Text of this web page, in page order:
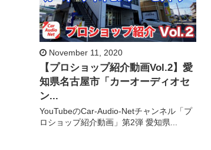
November 11, 2020
【プロショップ紹介動画Vol.2】愛
知県名古屋市「カーオーディオセ
ン...
YouTubeのCar-Audio-Netチャンネル「プ
ロショップ紹介動画」第2弾 愛知県...